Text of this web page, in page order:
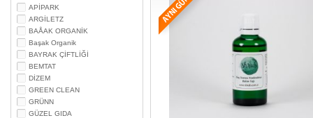
APİPARK
ARGİLETZ
BAÅAK ORGANİK
Başak Organik
BAYRAK ÇİFTLİĞİ
BEMTAT
DİZEM
GREEN CLEAN
GRÜNN
GÜZEL GIDA